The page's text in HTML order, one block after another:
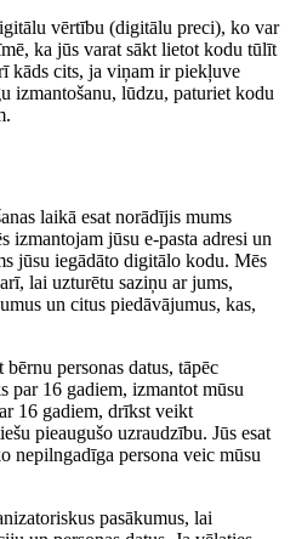
vērtību (digitālu preci), ko var
ka jūs varat sākt lietot kodu tūlīt
kāds cits, ja viņam ir piekļuve
izmantošanu, lūdzu, paturiet kodu
laikā esat norādījis mums
izmantojam jūsu e-pasta adresi un
jūsu iegādāto digitālo kodu. Mēs
lai uzturētu saziņu ar jums,
un citus piedāvājumus, kas,
bērnu personas datus, tāpēc
par 16 gadiem, izmantot mūsu
16 gadiem, drīkst veikt
pieaugušo uzraudzību. Jūs esat
nepilngadīga persona veic mūsu
pasākumus, lai